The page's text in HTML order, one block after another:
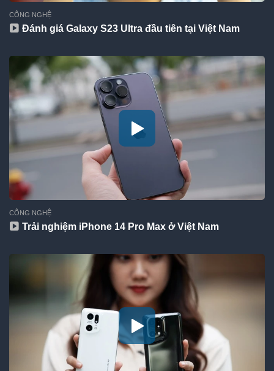
CÔNG NGHỆ
Đánh giá Galaxy S23 Ultra đầu tiên tại Việt Nam
CÔNG NGHỆ
Trải nghiệm iPhone 14 Pro Max ở Việt Nam